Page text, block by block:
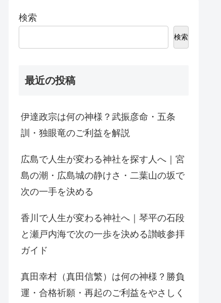
検索
検索
最近の投稿
伊達政宗は何の神様？武振彦命・五条
訓・独眼竜のご利益を解説
広島で人生が変わる神社を探す人へ｜宮
島の潮・広島城の静けさ・二葉山の坂で
次の一手を決める
香川で人生が変わる神社へ｜琴平の石段
と瀬戸内海で次の一歩を決める讃岐参拝
ガイド
真田幸村（真田信繁）は何の神様？勝負
運・合格祈願・再起のご利益をやさしく